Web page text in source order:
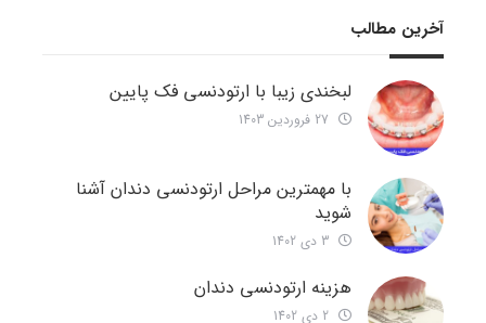
آخرین مطالب
لبخندی زیبا با ارتودنسی فک پایین
با مهمترین مراحل ارتودنسی دندان آشنا
شوید
هزینه ارتودنسی دندان